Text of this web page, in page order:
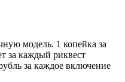
модель. 1 копейка за
за каждый риквест
за каждое включение